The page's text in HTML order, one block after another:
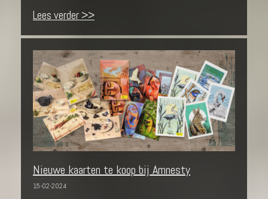
Lees verder >>
Nieuwe kaarten te koop bij Amnesty
15-02-2024